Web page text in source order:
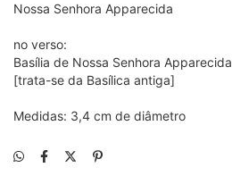
Nossa Senhora Apparecida
no verso:
Basília de Nossa Senhora Apparecida
[trata-se da Basílica antiga]
Medidas: 3,4 cm de diâmetro